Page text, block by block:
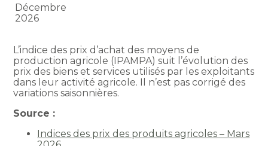
Décembre
2026
L’indice des prix d’achat des moyens de
production agricole (IPAMPA) suit l’évolution des
prix des biens et services utilisés par les exploitants
dans leur activité agricole. Il n’est pas corrigé des
variations saisonnières.
Source :
Indices des prix des produits agricoles – Mars